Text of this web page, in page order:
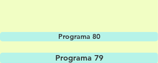
Programa 80
Programa 79